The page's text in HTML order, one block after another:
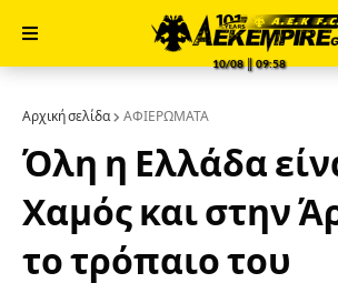
10/08 ║ 09:58
Αρχική σελίδα ΑΦΙΕΡΩΜΑΤΑ
Όλη η Ελλάδα
Χαμός και στην
το τρόπαιο του